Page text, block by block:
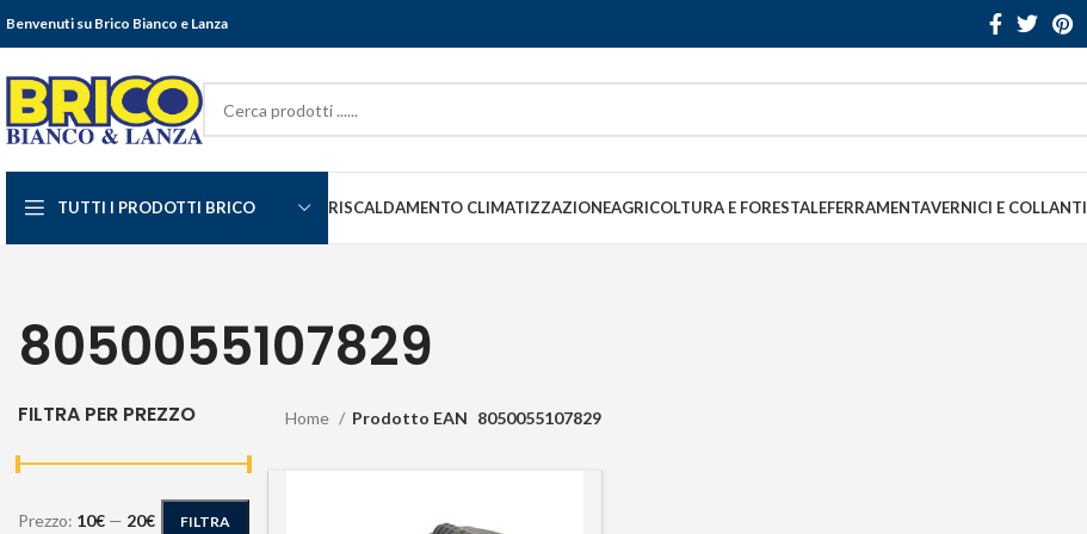
Benvenuti su Brico Bianco e Lanza
TUTTI I PRODOTTI BRICO RISCALDAMENTO CLIMATIZZAZIONEAGRICOLTURA E FORESTALEFERRAMENTAVERNICI E COLLANTI
8050055107829
FILTRA PER PREZZO
FILTRA
Prezzo: 10€ — 20€
Home Prodotto EAN 8050055107829